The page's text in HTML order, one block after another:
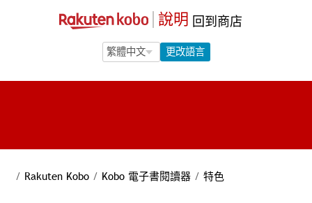
說明 回到商店
Language Selection
Language Selection
更改語言
/ Rakuten Kobo / Kobo 電子書閱讀器 / 特色